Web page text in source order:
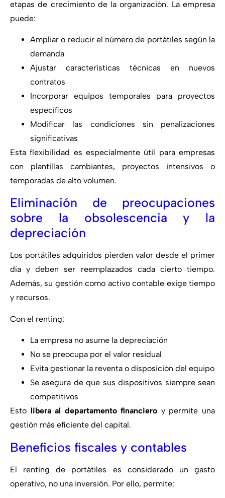
etapas de crecimiento de la organización. La empresa
puede:
Ampliar o reducir el número de portátiles según la
demanda
Ajustar características técnicas en nuevos
contratos
Incorporar equipos temporales para proyectos
específicos
Modificar las condiciones sin penalizaciones
significativas
Esta flexibilidad es especialmente útil para empresas
con plantillas cambiantes, proyectos intensivos o
temporadas de alto volumen.
Eliminación de preocupaciones
sobre la obsolescencia y la
depreciación
Los portátiles adquiridos pierden valor desde el primer
día y deben ser reemplazados cada cierto tiempo.
Además, su gestión como activo contable exige tiempo
y recursos.
Con el renting:
La empresa no asume la depreciación
No se preocupa por el valor residual
Evita gestionar la reventa o disposición del equipo
Se asegura de que sus dispositivos siempre sean
competitivos
Esto libera al departamento financiero y permite una
gestión más eficiente del capital.
Beneficios fiscales y contables
El renting de portátiles es considerado un gasto
operativo, no una inversión. Por ello, permite: